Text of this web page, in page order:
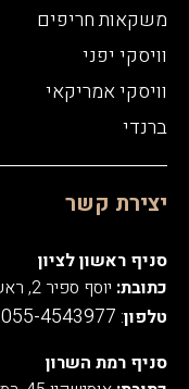
משקאות חריפים
וויסקי יפני
וויסקי אמריקאי
ברנדי
יצירת קשר
סניף ראשון לציון
כתובת: יוסף ספיר 2, ראשון לציון
טלפון:
055-4543977
סניף רמת השרון